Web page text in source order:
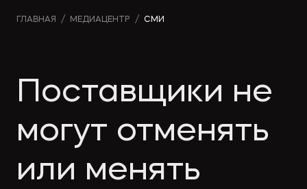
Интеллектуальная
Архитектура
и проектирование
Банкротство
Вебинары и
Новости
компании
в СМИ
ГЛАВНАЯ / МЕДИАЦЕНТР / СМИ
Поставщики не
могут отменять
или менять